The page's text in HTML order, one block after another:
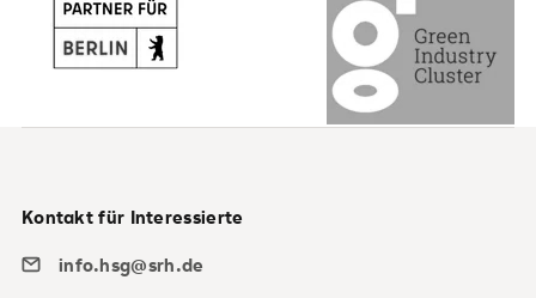
Kontakt für Interessierte
info.hsg@srh.de